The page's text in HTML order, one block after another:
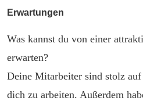
Erwartungen
Was kannst du von einer
erwarten?
Deine Mitarbeiter sind stolz
dich zu arbeiten. Außerdem